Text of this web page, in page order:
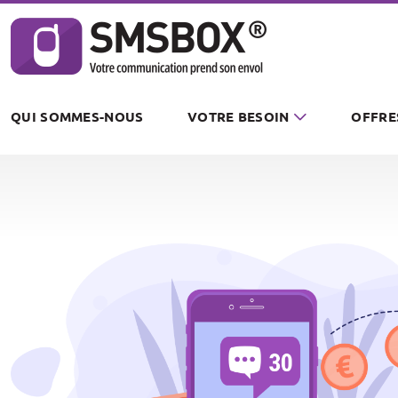
QUI SOMMES-NOUS VOTRE BESOIN